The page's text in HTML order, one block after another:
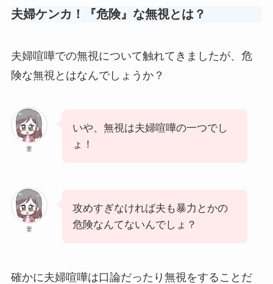
夫婦ケンカ！『危険』な無視とは？
夫婦喧嘩での無視について触れてきましたが、危
険な無視とはなんでしょうか？
妻
いや、無視は夫婦喧嘩の一つでし
ょ！
妻
攻めすぎなければ夫も暴力とかの
危険なんてないんでしょ？
確かに夫婦喧嘩は口論だったり無視をすることだ